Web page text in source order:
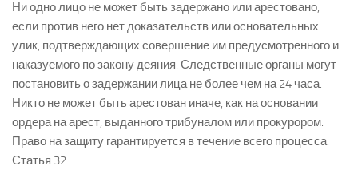
Ни одно лицо не может быть задержано или арестовано,
если против него нет доказательств или основательных
улик, подтверждающих совершение им предусмотренного и
наказуемого по закону деяния. Следственные органы могут
постановить о задержании лица не более чем на 24 часа.
Никто не может быть арестован иначе, как на основании
ордера на арест, выданного трибуналом или прокурором.
Право на защиту гарантируется в течение всего процесса.
Статья 32.